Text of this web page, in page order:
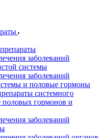
заболеваний
системы
заболеваний
и половые гормоны
системного
половых гормонов и
заболеваний